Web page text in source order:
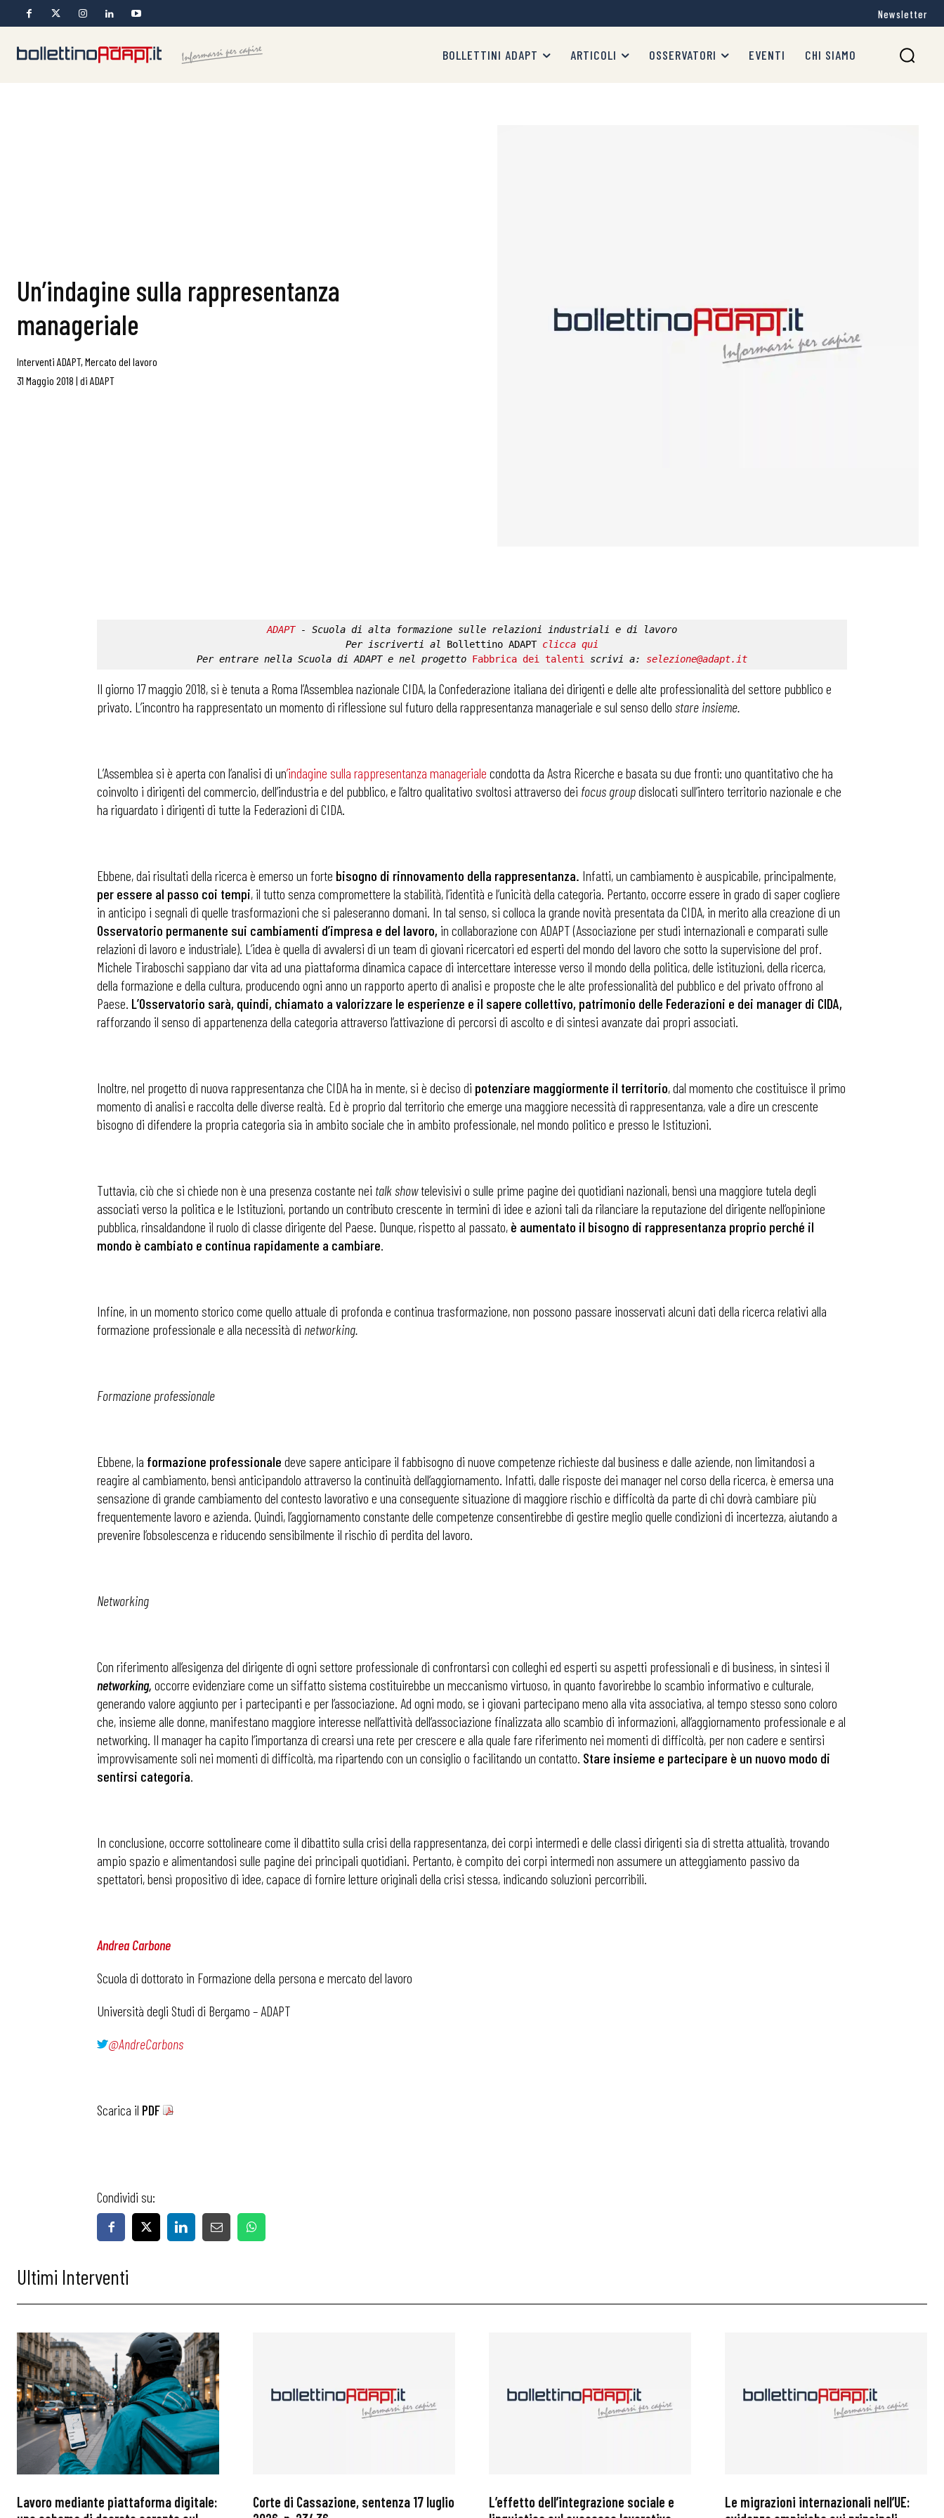
Bollettini ADAPT
Eventi
Chi Siamo
Newsletter
BOLLETTINI ADAPT ARTICOLI OSSERVATORI EVENTI CHI SIAMO
Un’indagine sulla rappresentanza
manageriale
Interventi ADAPT, Mercato del lavoro
31 Maggio 2018 | di ADAPT
ADAPT - Scuola di alta formazione sulle relazioni industriali e di lavoro
Per iscriverti al Bollettino ADAPT clicca qui
Per entrare nella Scuola di ADAPT e nel progetto Fabbrica dei talenti scrivi a: selezione@adapt.it
Il giorno 17 maggio 2018, si è tenuta a Roma l’Assemblea nazionale CIDA, la Confederazione italiana dei dirigenti e delle alte professionalità del settore pubblico e
privato. L’incontro ha rappresentato un momento di riflessione sul futuro della rappresentanza manageriale e sul senso dello stare insieme.
L’Assemblea si è aperta con l’analisi di un’indagine sulla rappresentanza manageriale condotta da Astra Ricerche e basata su due fronti: uno quantitativo che ha
coinvolto i dirigenti del commercio, dell’industria e del pubblico, e l’altro qualitativo svoltosi attraverso dei focus groupdislocati sull’intero territorio nazionale e che
ha riguardato i dirigenti di tutte la Federazioni di CIDA.
Ebbene, dai risultati della ricerca è emerso un forte bisogno di rinnovamento della rappresentanza. Infatti, un cambiamento è auspicabile, principalmente,
per essere al passo coi tempi, il tutto senza compromettere la stabilità, l’identità e l’unicità della categoria. Pertanto, occorre essere in grado di saper cogliere
in anticipo i segnali di quelle trasformazioni che si paleseranno domani. In tal senso, si colloca la grande novità presentata da CIDA, in merito alla creazione di un
Osservatorio permanente sui cambiamenti d’impresa e del lavoro, in collaborazione con ADAPT (Associazione per studi internazionali e comparati sulle
relazioni di lavoro e industriale). L’idea è quella di avvalersi di un team di giovani ricercatori ed esperti del mondo del lavoro che sotto la supervisione del prof.
Michele Tiraboschi sappiano dar vita ad una piattaforma dinamica capace di intercettare interesse verso il mondo della politica, delle istituzioni, della ricerca,
della formazione e della cultura, producendo ogni anno un rapporto aperto di analisi e proposte che le alte professionalità del pubblico e del privato offrono al
Paese. L’Osservatorio sarà, quindi, chiamato a valorizzare le esperienze e il sapere collettivo, patrimonio delle Federazioni e dei manager di CIDA,
rafforzando il senso di appartenenza della categoria attraverso l’attivazione di percorsi di ascolto e di sintesi avanzate dai propri associati.
Inoltre, nel progetto di nuova rappresentanza che CIDA ha in mente, si è deciso di potenziare maggiormente il territorio, dal momento che costituisce il primo
momento di analisi e raccolta delle diverse realtà. Ed è proprio dal territorio che emerge una maggiore necessità di rappresentanza, vale a dire un crescente
bisogno di difendere la propria categoria sia in ambito sociale che in ambito professionale, nel mondo politico e presso le Istituzioni.
Tuttavia, ciò che si chiede non è una presenza costante nei talk showtelevisivi o sulle prime pagine dei quotidiani nazionali, bensì una maggiore tutela degli
associati verso la politica e le Istituzioni, portando un contributo crescente in termini di idee e azioni tali da rilanciare la reputazione del dirigente nell’opinione
pubblica, rinsaldandone il ruolo di classe dirigente del Paese. Dunque, rispetto al passato, è aumentato il bisogno di rappresentanza proprio perché il
mondo è cambiato e continua rapidamente a cambiare.
Infine, in un momento storico come quello attuale di profonda e continua trasformazione, non possono passare inosservati alcuni dati della ricerca relativi alla
formazione professionale e alla necessità di networking.
Formazione professionale
Ebbene, la formazione professionale deve sapere anticipare il fabbisogno di nuove competenze richieste dal business e dalle aziende, non limitandosi a
reagire al cambiamento, bensì anticipandolo attraverso la continuità dell’aggiornamento. Infatti, dalle risposte dei manager nel corso della ricerca, è emersa una
sensazione di grande cambiamento del contesto lavorativo e una conseguente situazione di maggiore rischio e difficoltà da parte di chi dovrà cambiare più
frequentemente lavoro e azienda. Quindi, l’aggiornamento constante delle competenze consentirebbe di gestire meglio quelle condizioni di incertezza, aiutando a
prevenire l’obsolescenza e riducendo sensibilmente il rischio di perdita del lavoro.
Networking
Con riferimento all’esigenza del dirigente di ogni settore professionale di confrontarsi con colleghi ed esperti su aspetti professionali e di business, in sintesi il
networking, occorre evidenziare come un siffatto sistema costituirebbe un meccanismo virtuoso, in quanto favorirebbe lo scambio informativo e culturale,
generando valore aggiunto per i partecipanti e per l’associazione. Ad ogni modo, se i giovani partecipano meno alla vita associativa, al tempo stesso sono coloro
che, insieme alle donne, manifestano maggiore interesse nell’attività dell’associazione finalizzata allo scambio di informazioni, all’aggiornamento professionale e al
networking. Il manager ha capito l’importanza di crearsi una rete per crescere e alla quale fare riferimento nei momenti di difficoltà, per non cadere e sentirsi
improvvisamente soli nei momenti di difficoltà, ma ripartendo con un consiglio o facilitando un contatto. Stare insieme e partecipare è un nuovo modo di
sentirsi categoria.
In conclusione, occorre sottolineare come il dibattito sulla crisi della rappresentanza, dei corpi intermedi e delle classi dirigenti sia di stretta attualità, trovando
ampio spazio e alimentandosi sulle pagine dei principali quotidiani. Pertanto, è compito dei corpi intermedi non assumere un atteggiamento passivo da
spettatori, bensì propositivo di idee, capace di fornire letture originali della crisi stessa, indicando soluzioni percorribili.
Andrea Carbone
Scuola di dottorato in Formazione della persona e mercato del lavoro
Università degli Studi di Bergamo – ADAPT
@AndreCarbons
Scarica il PDF
Condividi su:
Ultimi Interventi
Lavoro mediante piattaforma digitale:
Corte di Cassazione, sentenza 17 luglio
L’effetto dell’integrazione sociale e
Le migrazioni internazionali nell’UE: